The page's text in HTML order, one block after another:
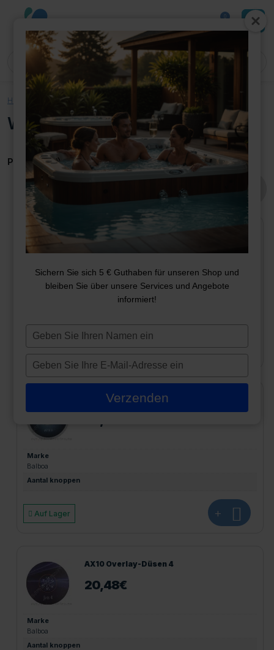
0
Home Whirlpool-Teile Displayaufkleber
Whirlpool-Teile
Produkte filtern
93
AX10 Overlay-Düsen 2
20,48€
Marke
Auf Lager +
AX10 Overlay-Düsen 3
Marke
Balboa
Aantal knoppen
Auf Lager +
AX10 Overlay-Düsen 4
20,48€
Marke
Balboa
Aantal knoppen
Sichern Sie sich 5 € Guthaben für unseren Shop und
bleiben Sie über unsere Services und Angebote
informiert!
Typ
naam
Typ
e-
in
Verzenden